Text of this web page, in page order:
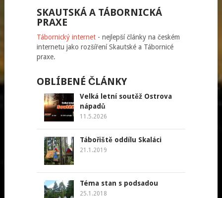
SKAUTSKÁ A TÁBORNICKÁ
PRAXE
Tábornický internet- nejlepší články na českém
internetu jako rozšíření Skautské a Tábornicé
praxe.
OBLÍBENÉ ČLÁNKY
Velká letní soutěž Ostrova
nápadů
11.5.2026
Tábořiště oddílu Skaláci
21.1.2019
Téma stan s podsadou
25.1.2018